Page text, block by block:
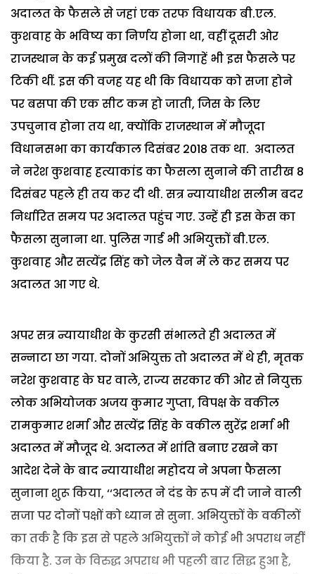
अदालत के फैसले से जहां एक तरफ विधायक बी.एल.
कुशवाह के भविष्य का निर्णय होना था, वहीं दूसरी ओर
राजस्थान के कई प्रमुख दलों की निगाहें भी इस फैसले पर
टिकी थीं. इस की वजह यह थी कि विधायक को सजा होने
पर बसपा की एक सीट कम हो जाती, जिस के लिए
उपचुनाव होना तय था, क्योंकि राजस्थान में मौजूदा
विधानसभा का कार्यकाल दिसंबर 2018 तक था. अदालत
ने नरेश कुशवाह हत्याकांड का फैसला सुनाने की तारीख 8
दिसंबर पहले ही तय कर दी थी. सत्र न्यायाधीश सलीम बदर
निर्धारित समय पर अदालत पहुंच गए. उन्हें ही इस केस का
फैसला सुनाना था. पुलिस गार्ड भी अभियुक्तों बी.एल.
कुशवाह और सत्येंद्र सिंह को जेल वैन में ले कर समय पर
अदालत आ गए थे.
अपर सत्र न्यायाधीश के कुरसी संभालते ही अदालत में
सन्नाटा छा गया. दोनों अभियुक्त तो अदालत में थे ही, मृतक
नरेश कुशवाह के घर वाले, राज्य सरकार की ओर से नियुक्त
लोक अभियोजक अजय कुमार गुप्ता, विपक्ष के वकील
रामकुमार शर्मा और सत्येंद्र सिंह के वकील सुरेंद्र शर्मा भी
अदालत में मौजूद थे. अदालत में शांति बनाए रखने का
आदेश देने के बाद न्यायाधीश महोदय ने अपना फैसला
सुनाना शुरू किया, ‘‘अदालत ने दंड के रूप में दी जाने वाली
सजा पर दोनों पक्षों को ध्यान से सुना. अभियुक्तों के वकीलों
का तर्क है कि इस से पहले अभियुक्तों ने कोई भी अपराध नहीं
किया है. उन के विरुद्ध अपराध भी पहली बार सिद्ध हुआ है,